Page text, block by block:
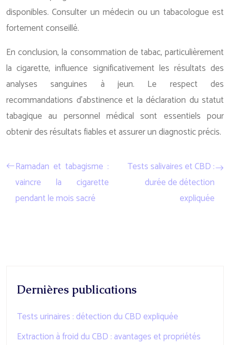
disponibles. Consulter un médecin ou un tabacologue est
fortement conseillé.
En conclusion, la consommation de tabac, particulièrement
la cigarette, influence significativement les résultats des
analyses sanguines à jeun. Le respect des
recommandations d’abstinence et la déclaration du statut
tabagique au personnel médical sont essentiels pour
obtenir des résultats fiables et assurer un diagnostic précis.
Ramadan et tabagisme :
vaincre la cigarette
pendant le mois sacré
Tests salivaires et CBD :
durée de détection
expliquée
Dernières publications
Tests urinaires : détection du CBD expliquée
Extraction à froid du CBD : avantages et propriétés